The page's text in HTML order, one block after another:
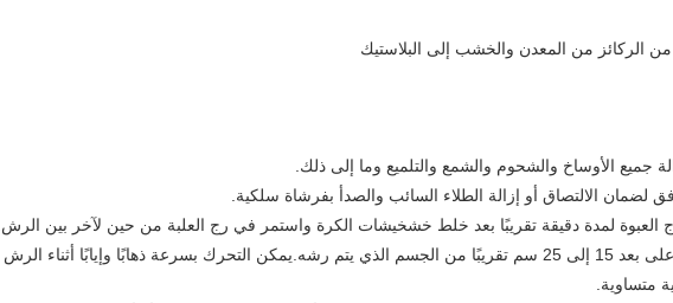
الركائز من المعدن والخشب إلى البلاستيك
جميع الأوساخ والشحوم والشمع والتلميع وما إلى ذلك.
لضمان الالتصاق أو إزالة الطلاء السائب والصدأ بفرشاة سلكية.
العبوة لمدة دقيقة تقريبًا بعد خلط خشخيشات الكرة واستمر في رج العلبة من حين لآخر بين الرش.
يمكن الإمساك به على بعد 15 إلى 25 سم تقريبًا من الجسم الذي يتم رشه.يمكن التحرك بسرعة ذهابًا وإيابًا أثناء الرش
متساوية.